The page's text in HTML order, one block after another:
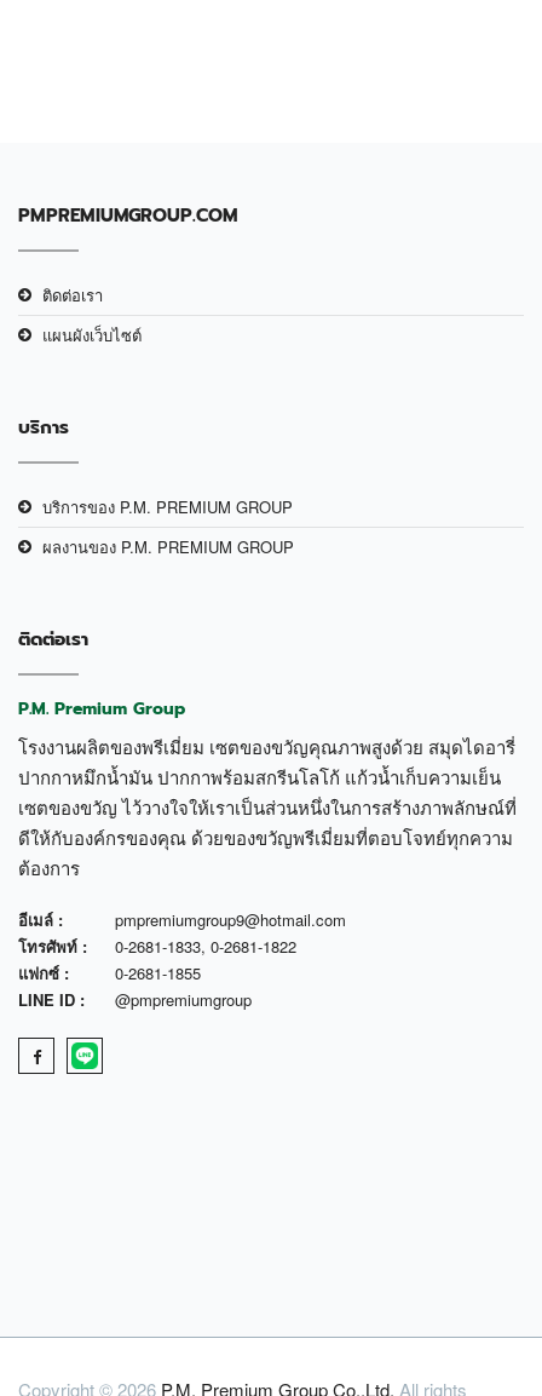
PMPREMIUMGROUP.COM
ติดต่อเรา
แผนผังเว็บไซต์
บริการ
บริการของ P.M. PREMIUM GROUP
ผลงานของ P.M. PREMIUM GROUP
ติดต่อเรา
P.M. Premium Group
โรงงานผลิตของพรีเมี่ยม เซตของขวัญคุณภาพสูงด้วย สมุดไดอารี่
ปากกาหมึกน้ำมัน ปากกาพร้อมสกรีนโลโก้ แก้วน้ำเก็บความเย็น
เซตของขวัญ ไว้วางใจให้เราเป็นส่วนหนึ่งในการสร้างภาพลักษณ์ที่
ดีให้กับองค์กรของคุณ ด้วยของขวัญพรีเมี่ยมที่ตอบโจทย์ทุกความ
ต้องการ
อีเมล์ :
pmpremiumgroup9@hotmail.com
โทรศัพท์ :
0-2681-1833, 0-2681-1822
แฟกซ์ :
0-2681-1855
LINE ID :
@pmpremiumgroup
Copyright © 2026 P.M. Premium Group Co.,Ltd. All rights